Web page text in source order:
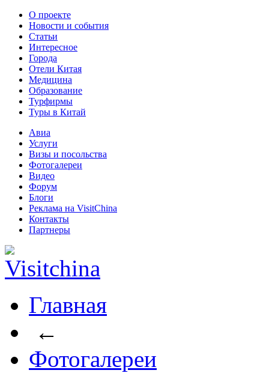
О проекте
Новости и события
Статьи
Интересное
Города
Отели Китая
Медицина
Образование
Турфирмы
Туры в Китай
Авиа
Услуги
Визы и посольства
Фотогалереи
Видео
Форум
Блоги
Реклама на VisitChina
Контакты
Партнеры
Главная
←
Фотогалереи